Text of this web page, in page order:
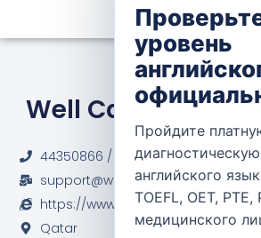
уровень
Пройдите
английского
TOEFL, OET,
медицинского
Well Care
Hamour
44350866 / (974) 500 11 999
support@wellcareonline.com
https://www.wellcareonline.com/
Qatar